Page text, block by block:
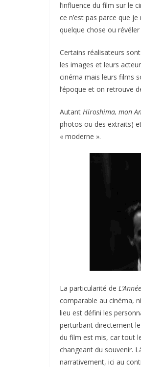
l’influence du film sur le
ce n’est pas parce que
quelque chose ou
Certains réalisateurs
les images et leurs
cinéma mais leurs films
l’époque et on retrouve
Autant Hiroshima, mon
photos ou des extraits)
« moderne ».
La particularité de
comparable au cinéma,
lieu est défini les
perturbant directement
du film est mis, car tout
changeant du souvenir.
narrativement, ici au